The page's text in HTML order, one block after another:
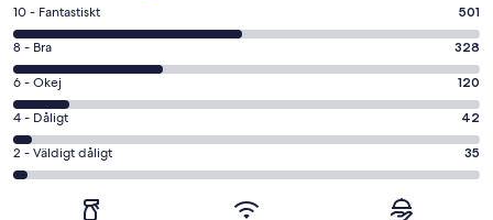
10
-
Fantastiskt
i
betyg.
501
av
1026
recensioner
10 - Fantastiskt 501
8
-
Bra
i
betyg.
328
8 - Bra 328
6
-
Okej
i
betyg.
6 - Okej 120
4
-
Dåligt
4 - Dåligt 42
2
-
2 - Väldigt dåligt 35